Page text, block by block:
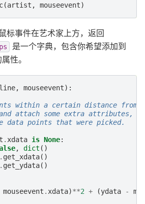
(artist , mouseevent)
标事件在艺术家上方，返回
是一个字典，包含你希望添加到
性。
line, mouseevent):
within a certain distance from
attach some extra attributes,
data points that were picked.
.xdata is None:
, dict ()
. get_xdata()
. get_ydata()
mouseevent .xdata)**2 + (ydata -